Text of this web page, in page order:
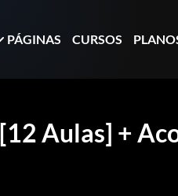
PÁGINAS CURSOS
Aulas] +